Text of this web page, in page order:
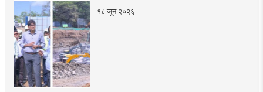
१८ जून २०२६